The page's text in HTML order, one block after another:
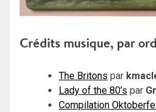
Crédits musique, par
The Britons par
Lady of the 80’s par
Compilation